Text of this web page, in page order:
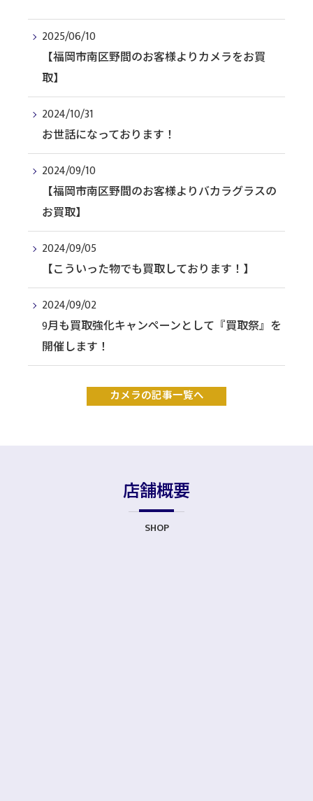
2025/06/10
【福岡市南区野間のお客様よりカメラをお買
取】
2024/10/31
お世話になっております！
2024/09/10
【福岡市南区野間のお客様よりバカラグラスの
お買取】
2024/09/05
【こういった物でも買取しております！】
2024/09/02
9月も買取強化キャンペーンとして『買取祭』を
開催します！
カメラの記事一覧へ
店舗概要
SHOP